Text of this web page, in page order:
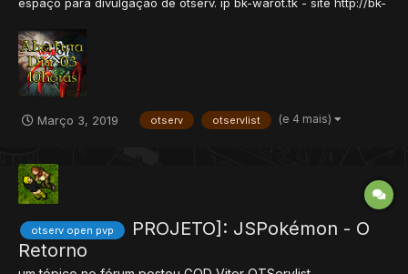
faça você o teste. Lembrando que Domingo tem Invasão.
iniciante começa com uma boa arma, e depo...
Março 3, 2019 otserv otservlist (e 4 mais)
otserv open pvp
PROJETO]: JSPokémon - O
Retorno